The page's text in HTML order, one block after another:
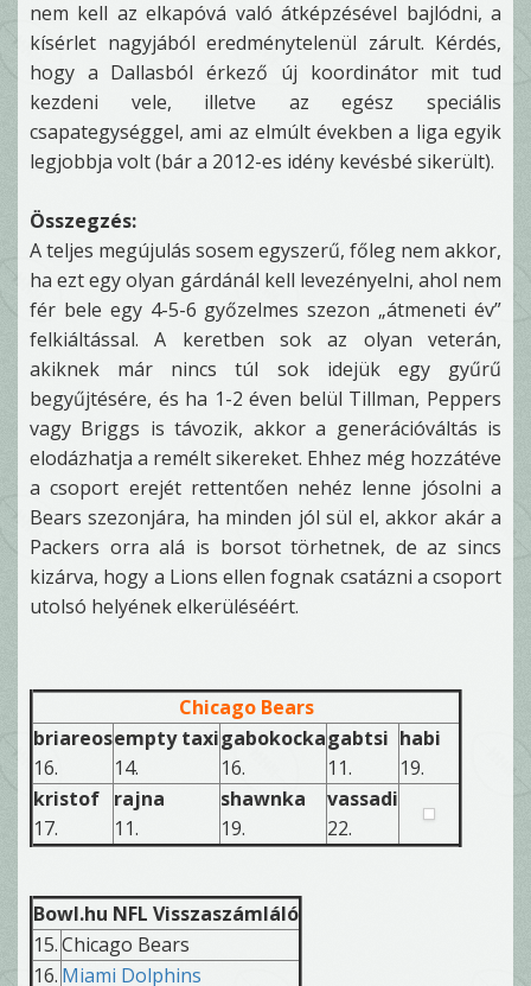
nem kell az elkapóvá való átképzésével bajlódni, a
kísérlet nagyjából eredménytelenül zárult. Kérdés,
hogy a Dallasból érkező új koordinátor mit tud
kezdeni vele, illetve az egész speciális
csapategységgel, ami az elmúlt években a liga egyik
legjobbja volt (bár a 2012-es idény kevésbé sikerült).
Összegzés:
A teljes megújulás sosem egyszerű, főleg nem akkor,
ha ezt egy olyan gárdánál kell levezényelni, ahol nem
fér bele egy 4-5-6 győzelmes szezon „átmeneti év”
felkiáltással. A keretben sok az olyan veterán,
akiknek már nincs túl sok idejük egy gyűrű
begyűjtésére, és ha 1-2 éven belül Tillman, Peppers
vagy Briggs is távozik, akkor a generációváltás is
elodázhatja a remélt sikereket. Ehhez még hozzátéve
a csoport erejét rettentően nehéz lenne jósolni a
Bears szezonjára, ha minden jól sül el, akkor akár a
Packers orra alá is borsot törhetnek, de az sincs
kizárva, hogy a Lions ellen fognak csatázni a csoport
utolsó helyének elkerüléséért.
Chicago Bears
briareos
16.
empty taxi
14.
gabokocka
16.
gabtsi
11.
habi
19.
kristof
17.
rajna
11.
shawnka
19.
vassadi
22.
Bowl.hu NFL Visszaszámláló
15.Chicago Bears
16. Miami Dolphins